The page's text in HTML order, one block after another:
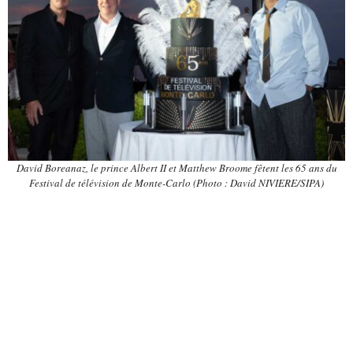
David Boreanaz, le prince Albert II et Matthew Broome fêtent les 65 ans du
Festival de télévision de Monte-Carlo (Photo : David NIVIERE/SIPA)